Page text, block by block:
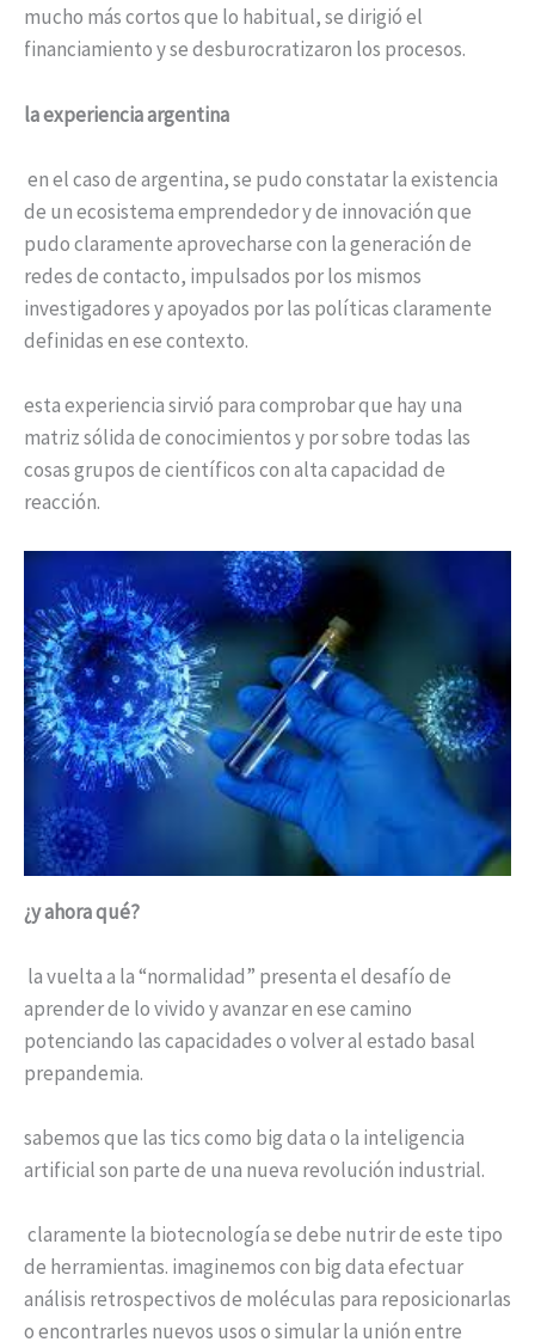
mucho más cortos que lo habitual, se dirigió el
financiamiento y se desburocratizaron los procesos.
la experiencia argentina
en el caso de argentina, se pudo constatar la existencia
de un ecosistema emprendedor y de innovación que
pudo claramente aprovecharse con la generación de
redes de contacto, impulsados por los mismos
investigadores y apoyados por las políticas claramente
definidas en ese contexto.
esta experiencia sirvió para comprobar que hay una
matriz sólida de conocimientos y por sobre todas las
cosas grupos de científicos con alta capacidad de
reacción.
¿y ahora qué?
la vuelta a la “normalidad” presenta el desafío de
aprender de lo vivido y avanzar en ese camino
potenciando las capacidades o volver al estado basal
prepandemia.
sabemos que las tics como big data o la inteligencia
artificial son parte de una nueva revolución industrial.
claramente la biotecnología se debe nutrir de este tipo
de herramientas. imaginemos con big data efectuar
análisis retrospectivos de moléculas para reposicionarlas
o encontrarles nuevos usos o simular la unión entre